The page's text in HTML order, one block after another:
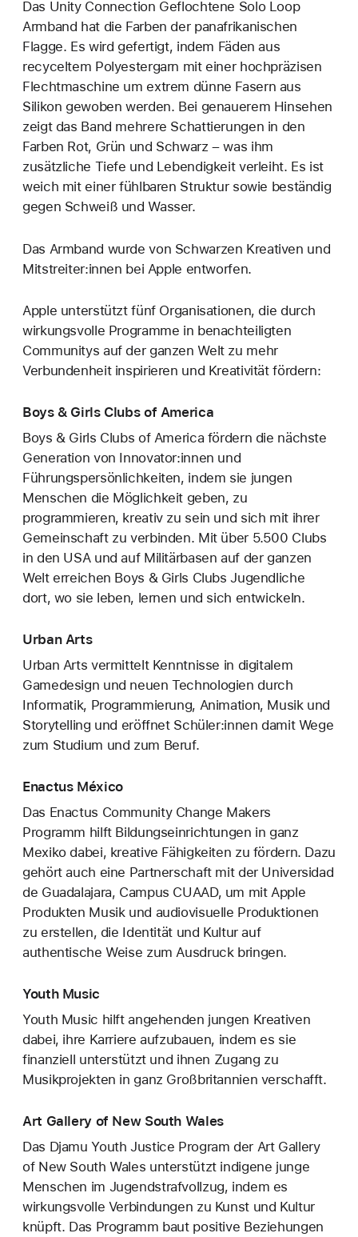
Das Unity Connection Geflochtene Solo Loop
Armband hat die Farben der panafrikanischen
Flagge. Es wird gefertigt, indem Fäden aus
recyceltem Polyestergarn mit einer hochpräzisen
Flechtmaschine um extrem dünne Fasern aus
Silikon gewoben werden. Bei genauerem Hinsehen
zeigt das Band mehrere Schattierungen in den
Farben Rot, Grün und Schwarz – was ihm
zusätzliche Tiefe und Lebendigkeit verleiht. Es ist
weich mit einer fühlbaren Struktur sowie beständig
gegen Schweiß und Wasser.
Das Armband wurde von Schwarzen Kreativen und
Mitstreiter:innen bei Apple entworfen.
Apple unterstützt fünf Organisationen, die durch
wirkungsvolle Programme in benachteiligten
Communitys auf der ganzen Welt zu mehr
Verbundenheit inspirieren und Kreativität fördern:
Boys & Girls Clubs of America
Boys & Girls Clubs of America fördern die nächste
Generation von Innovator:innen und
Führungspersönlichkeiten, indem sie jungen
Menschen die Möglichkeit geben, zu
programmieren, kreativ zu sein und sich mit ihrer
Gemeinschaft zu verbinden. Mit über 5.500 Clubs
in den USA und auf Militärbasen auf der ganzen
Welt erreichen Boys & Girls Clubs Jugendliche
dort, wo sie leben, lernen und sich entwickeln.
Urban Arts
Urban Arts vermittelt Kenntnisse in digitalem
Gamedesign und neuen Technologien durch
Informatik, Programmierung, Animation, Musik und
Storytelling und eröffnet Schüler:innen damit Wege
zum Studium und zum Beruf.
Enactus México
Das Enactus Community Change Makers
Programm hilft Bildungseinrichtungen in ganz
Mexiko dabei, kreative Fähigkeiten zu fördern. Dazu
gehört auch eine Partnerschaft mit der Universidad
de Guadalajara, Campus CUAAD, um mit Apple
Produkten Musik und audiovisuelle Produktionen
zu erstellen, die Identität und Kultur auf
authentische Weise zum Ausdruck bringen.
Youth Music
Youth Music hilft angehenden jungen Kreativen
dabei, ihre Karriere aufzubauen, indem es sie
finanziell unterstützt und ihnen Zugang zu
Musikprojekten in ganz Großbritannien verschafft.
Art Gallery of New South Wales
Das Djamu Youth Justice Program der Art Gallery
of New South Wales unterstützt indigene junge
Menschen im Jugendstrafvollzug, indem es
wirkungsvolle Verbindungen zu Kunst und Kultur
knüpft. Das Programm baut positive Beziehungen